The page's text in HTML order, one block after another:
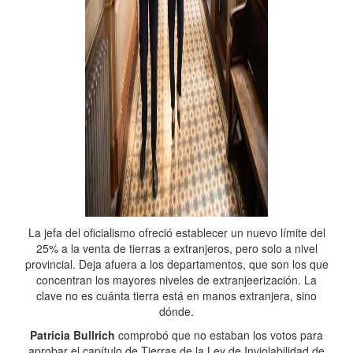
La jefa del oficialismo ofreció establecer un nuevo límite del
25% a la venta de tierras a extranjeros, pero solo a nivel
provincial. Deja afuera a los departamentos, que son los que
concentran los mayores niveles de extranjeerización. La
clave no es cuánta tierra está en manos extranjera, sino
dónde.
Patricia Bullrich comprobó que no estaban los votos para